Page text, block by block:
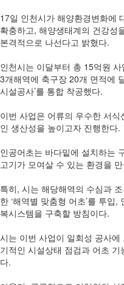
17일 인천시가 해양환경변화에
확충하고, 해양생태계의 건강성
본격적으로 나선다고 밝혔다.
인천시는 이달부터 총 15억원
3개해역에 축구장 20개 면적에
시설공사’를 통합 착공했다.
이번 사업은 어류의 우수한 서
인 생산성을 높이고자 진행한다.
인공어초는 바다밑에 설치하는
고기가 모여살 수 있는 환경을
특히, 시는 해당해역의 수심과
한 ‘해역별 맞춤형 어초’를 투입
복시스템을 구축할 방침이다.
시는 이번 사업이 일회성 공사
기적인 시설상태 점검과 어초
다.